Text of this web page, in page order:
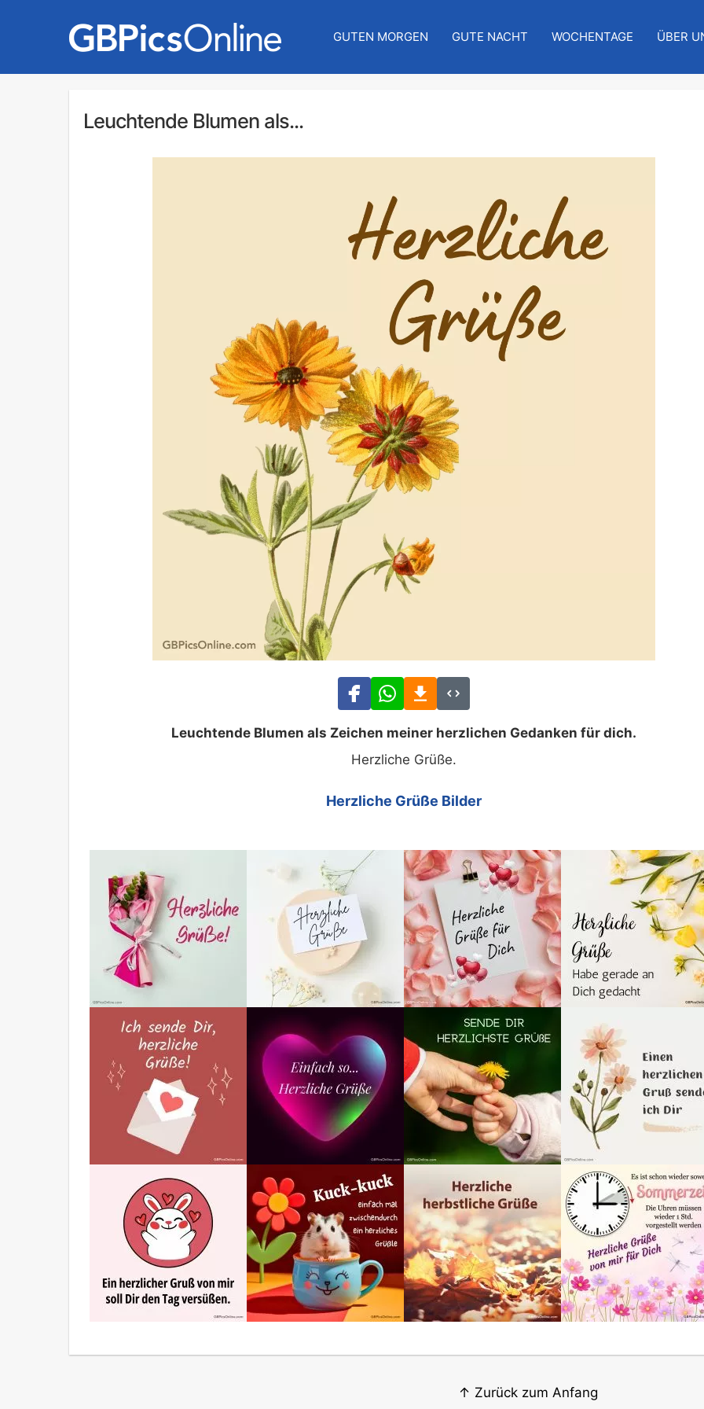
GUTEN MORGEN GUTE NACHT WOCHENTAGE ÜBER
Leuchtende Blumen als...
Leuchtende Blumen als Zeichen meiner herzlichen Gedanken für dich.
Herzliche Grüße.
Herzliche Grüße Bilder
↑ Zurück zum Anfang